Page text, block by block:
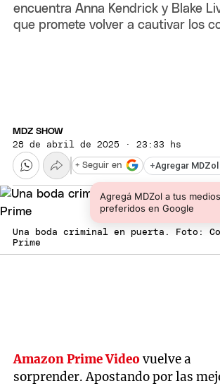
encuentra Anna Kendrick y Blake
que promete volver a cautivar los
MDZ SHOW
28 de abril de 2025 · 23:33 hs
+Agregar MDZol
Agregá MDZol a tus medios
preferidos en Google
+ Seguir en
Una boda criminal en puerta. Foto:
Prime
Amazon Prime Videovuelve a
sorprender. Apostando por las